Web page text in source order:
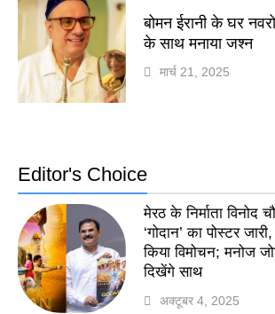
बोमन ईरानी के घर
के साथ मनाया जश्न
मार्च 21, 2025
Editor's Choice
मेरठ के निर्माता विनोद
‘गोदान’ का पोस्टर
किया विमोचन; मनोज
दिखेंगे साथ
अक्टूबर 4, 2025